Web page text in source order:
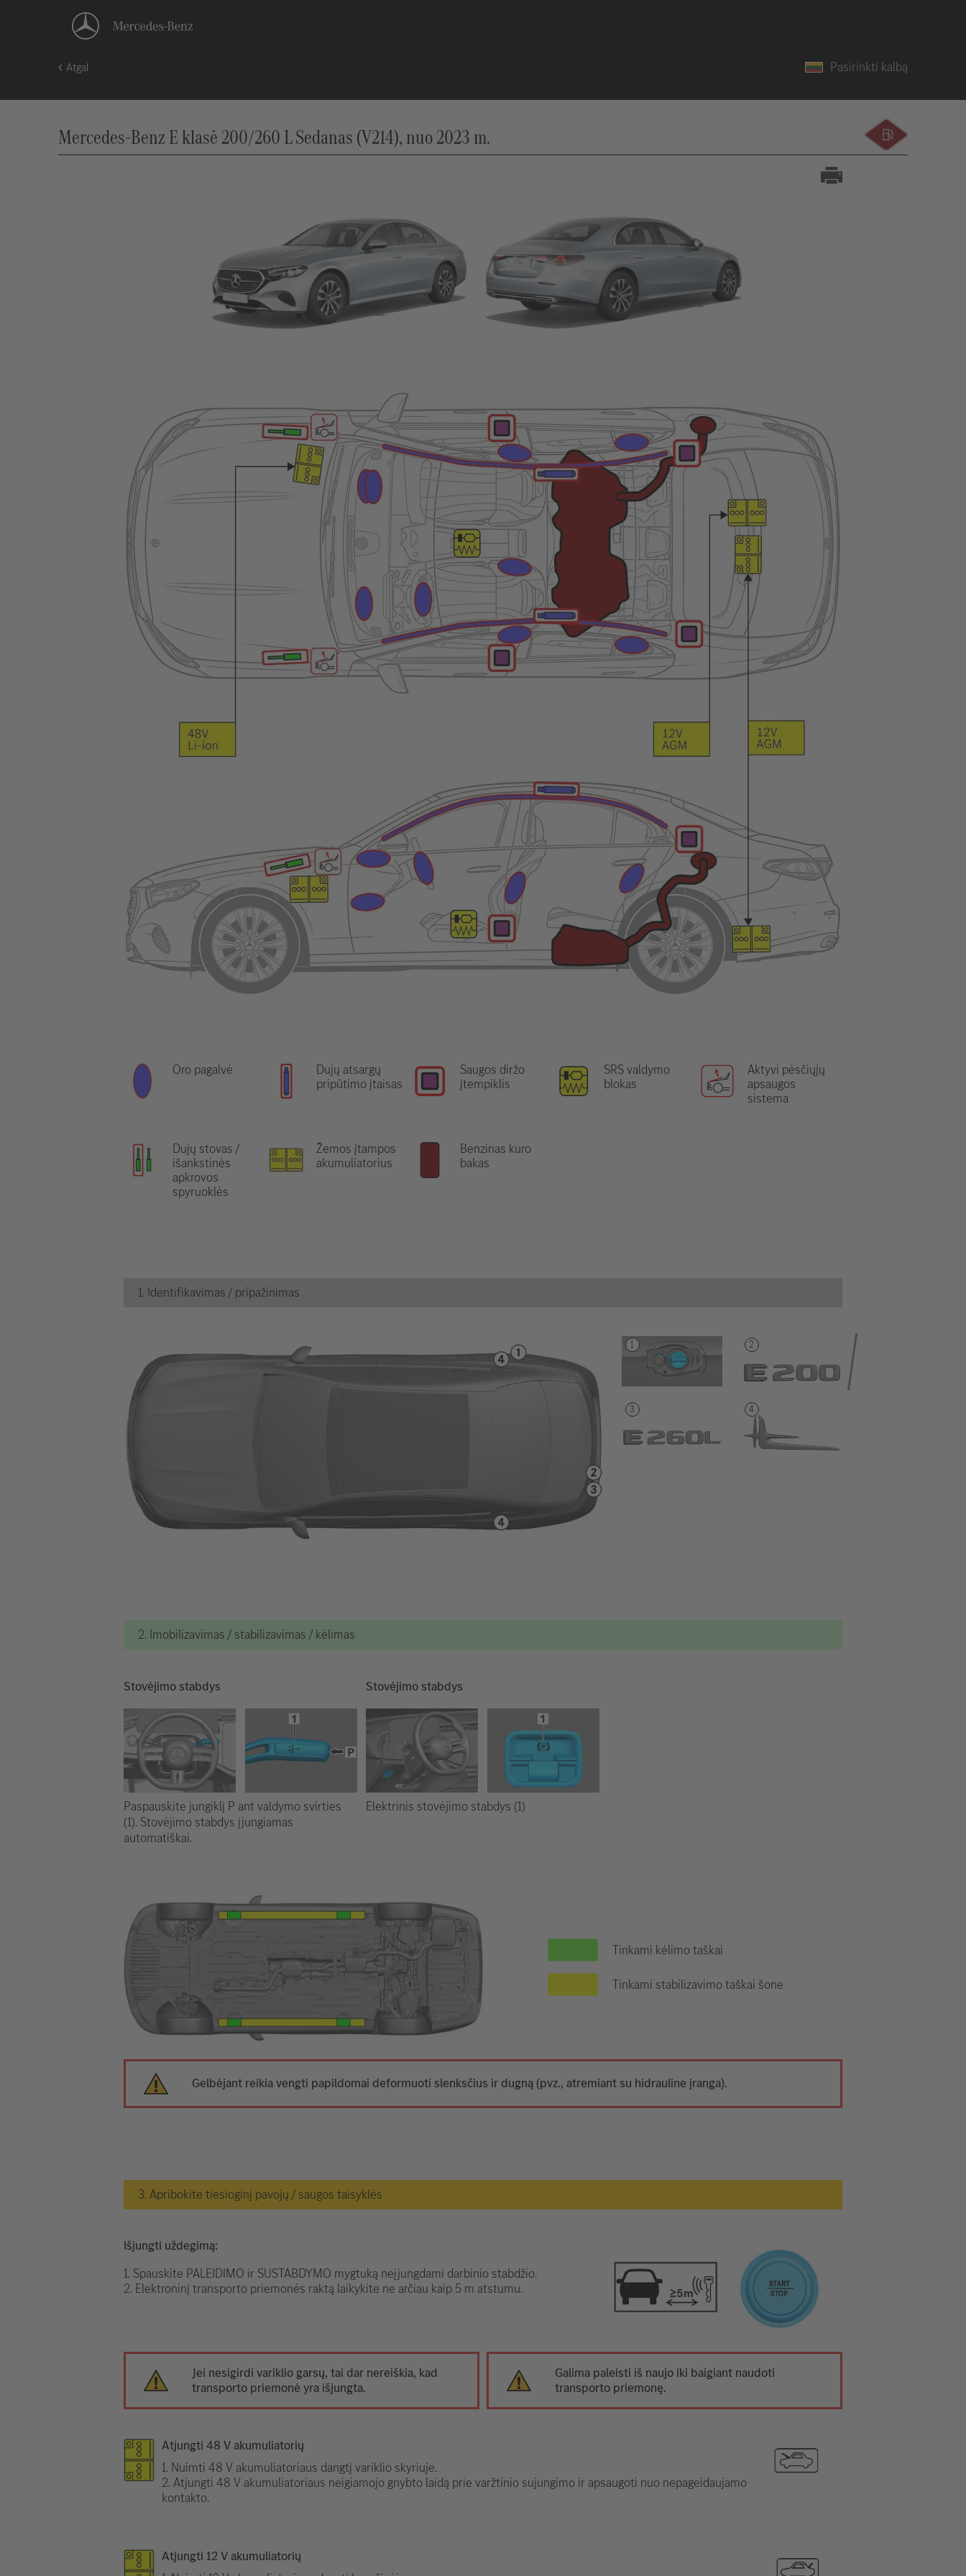
Atgal Pasirinkti kalbą
Mercedes-Benz E klasė 200/260 L Sedanas (V214), nuo 2023 m.
Oro pagalvė
Dujų atsargų
pripūtimo įtaisas
Saugos diržo
įtempiklis
SRS valdymo
blokas
Aktyvi pėsčiųjų
apsaugos
sistema
Dujų stovas /
išankstinės
apkrovos
spyruoklės
Žemos įtampos
akumuliatorius
Benzinas kuro
bakas
1. Identifikavimas / pripažinimas
2. Imobilizavimas / stabilizavimas / kėlimas
Stovėjimo stabdys
Paspauskite jungiklį P ant valdymo svirties
(1). Stovėjimo stabdys įjungiamas
automatiškai.
Stovėjimo stabdys
Elektrinis stovėjimo stabdys (1)
Tinkami kėlimo taškai
Tinkami stabilizavimo taškai šone
Gelbėjant reikia vengti papildomai deformuoti slenksčius ir dugną (pvz., atremiant su hidrauline įranga).
3. Apribokite tiesioginį pavojų / saugos taisyklės
Išjungti uždegimą:
1. Spauskite PALEIDIMO ir SUSTABDYMO mygtuką neįjungdami darbinio stabdžio.
2. Elektroninį transporto priemonės raktą laikykite ne arčiau kaip 5 m atstumu.
Jei nesigirdi variklio garsų, tai dar nereiškia, kad
transporto priemonė yra išjungta.
Galima paleisti iš naujo iki baigiant naudoti
transporto priemonę.
Atjungti 48 V akumuliatorių
1. Nuimti 48 V akumuliatoriaus dangtį variklio skyriuje.
2. Atjungti 48 V akumuliatoriaus neigiamojo gnybto laidą prie varžtinio sujungimo ir apsaugoti nuo nepageidaujamo
kontakto.
Atjungti 12 V akumuliatorių